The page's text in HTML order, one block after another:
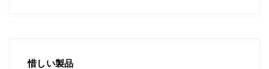
惜しい製品